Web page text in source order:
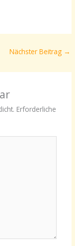
Nächster Beitrag →
Erforderliche